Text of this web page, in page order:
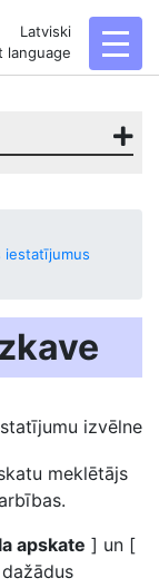
Latviski
language
iestatījumus
izvēlne
meklētājs
apskate ] un [